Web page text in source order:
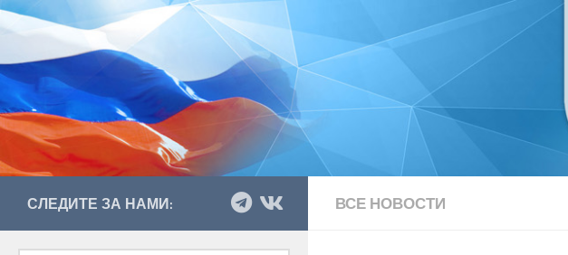
ВСЕ НОВОСТИ
СЛЕДИТЕ ЗА НАМИ: